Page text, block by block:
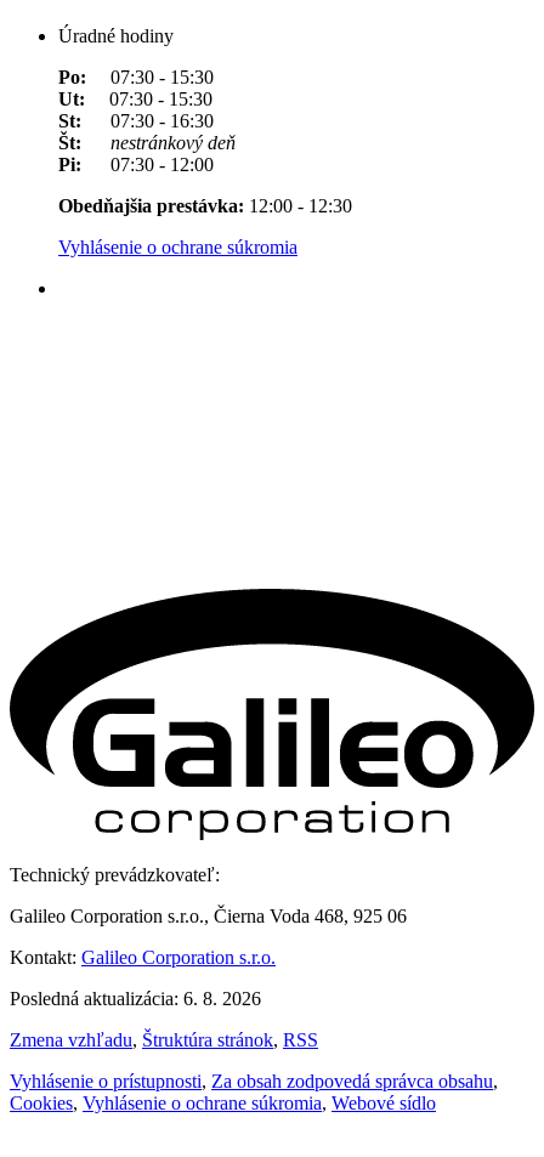
Úradné hodiny
Po: 07:30 - 15:30
Ut: 07:30 - 15:30
St: 07:30 - 16:30
Št: nestránkový deň
Pi: 07:30 - 12:00
Obedňajšia prestávka: 12:00 - 12:30
Vyhlásenie o ochrane súkromia
Technický prevádzkovateľ:
Galileo Corporation s.r.o., Čierna Voda 468, 925 06
Kontakt: Galileo Corporation s.r.o.
Posledná aktualizácia: 6. 8. 2026
Zmena vzhľadu, Štruktúra stránok, RSS
Vyhlásenie o prístupnosti, Za obsah zodpovedá správca obsahu,
Cookies, Vyhlásenie o ochrane súkromia, Webové sídlo